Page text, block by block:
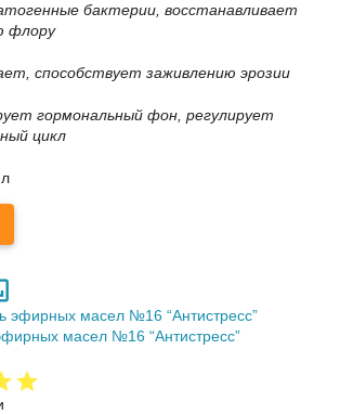
бактерии, восстанавливает
флору
способствует заживлению эрозии
гормональный фон, регулирует
цикл
масел №16 “Антистресс”